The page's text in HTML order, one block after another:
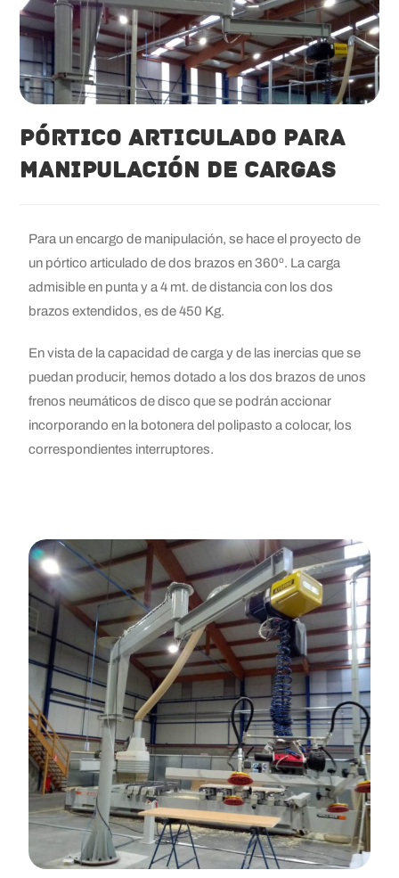
Pórtico articulado para
manipulación de cargas
Para un encargo de manipulación, se hace el proyecto de
un pórtico articulado de dos brazos en 360º. La carga
admisible en punta y a 4 mt. de distancia con los dos
brazos extendidos, es de 450 Kg.
En vista de la capacidad de carga y de las inercias que se
puedan producir, hemos dotado a los dos brazos de unos
frenos neumáticos de disco que se podrán accionar
incorporando en la botonera del polipasto a colocar, los
correspondientes interruptores.